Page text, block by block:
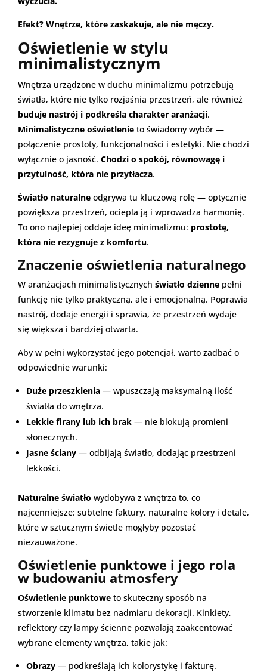
Efekt? Wnętrze, które zaskakuje, ale nie męczy.
Oświetlenie w stylu
minimalistycznym
Wnętrza urządzone w duchu minimalizmu potrzebują
światła, które nie tylko rozjaśnia przestrzeń, ale również
buduje nastrój i podkreśla charakter aranżacji.
Minimalistyczne oświetlenie to świadomy wybór —
połączenie prostoty, funkcjonalności i estetyki. Nie chodzi
wyłącznie o jasność. Chodzi o spokój, równowagę i
przytulność, która nie przytłacza.
Światło naturalne odgrywa tu kluczową rolę — optycznie
powiększa przestrzeń, ociepla ją i wprowadza harmonię.
To ono najlepiej oddaje ideę minimalizmu: prostotę,
która nie rezygnuje z komfortu.
Znaczenie oświetlenia naturalnego
W aranżacjach minimalistycznych światło dzienne pełni
funkcję nie tylko praktyczną, ale i emocjonalną. Poprawia
nastrój, dodaje energii i sprawia, że przestrzeń wydaje
się większa i bardziej otwarta.
Aby w pełni wykorzystać jego potencjał, warto zadbać o
odpowiednie warunki:
Duże przeszklenia — wpuszczają maksymalną ilość
światła do wnętrza.
Lekkie firany lub ich brak — nie blokują promieni
słonecznych.
Jasne ściany — odbijają światło, dodając przestrzeni
lekkości.
Naturalne światło wydobywa z wnętrza to, co
najcenniejsze: subtelne faktury, naturalne kolory i detale,
które w sztucznym świetle mogłyby pozostać
niezauważone.
Oświetlenie punktowe i jego rola
w budowaniu atmosfery
Oświetlenie punktowe to skuteczny sposób na
stworzenie klimatu bez nadmiaru dekoracji. Kinkiety,
reflektory czy lampy ścienne pozwalają zaakcentować
wybrane elementy wnętrza, takie jak:
Obrazy — podkreślają ich kolorystykę i fakturę.